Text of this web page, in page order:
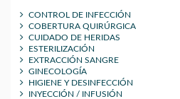
CONTROL DE INFECCIÓN
COBERTURA QUIRÚRGICA
CUIDADO DE HERIDAS
ESTERILIZACIÓN
EXTRACCIÓN SANGRE
GINECOLOGÍA
HIGIENE Y DESINFECCIÓN
INYECCIÓN / INFUSIÓN